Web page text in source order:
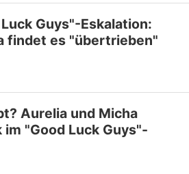
Guys"-Eskalation:
findet es "übertrieben"
Aurelia und Micha
im "Good Luck Guys"-